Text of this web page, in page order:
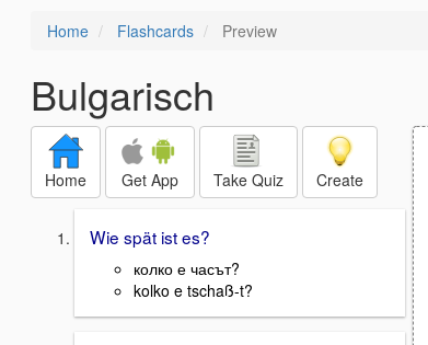
Home Flashcards Preview
Bulgarisch
Home Get App Take Quiz Create
Wie spät ist es?
колко е часът?
kolko e tschaß-t?